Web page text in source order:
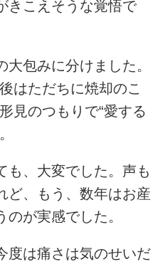
こえそうな覚悟で
包みに分けました。
はただちに焼却のこ
見のつもりで“愛する
、大変でした。声も
ど、もう、数年はお産
のが実感でした。
は痛さは気のせいだ